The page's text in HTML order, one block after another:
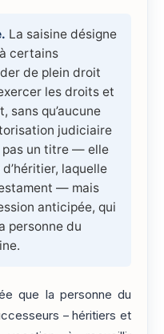
La saisine désigne
certains
de plein droit
les droits et
sans qu’aucune
judiciaire
pas un titre — elle
laquelle
— mais
anticipée, qui
personne du
que la personne du
– héritiers et